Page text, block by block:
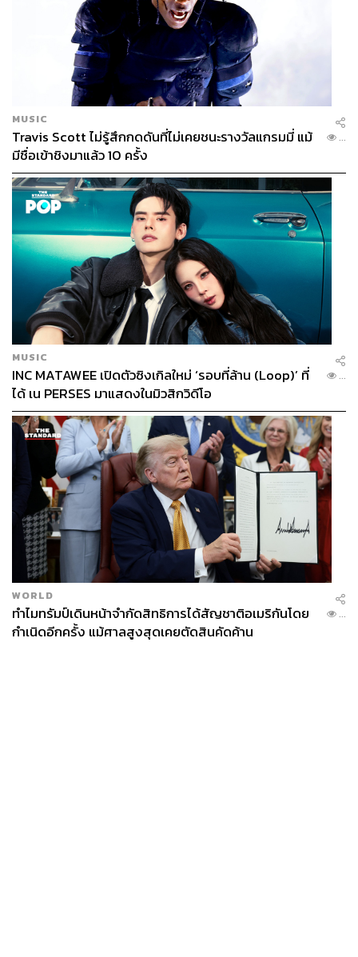
MUSIC
Travis Scott ไม่รู้สึกกดดันที่ไม่เคยชนะรางวัลแกรมมี่ แม้
มีชื่อเข้าชิงมาแล้ว 10 ครั้ง
...
MUSIC
INC MATAWEE เปิดตัวซิงเกิลใหม่ ‘รอบที่ล้าน (Loop)’ ที่
ได้ เน PERSES มาแสดงในมิวสิกวิดีโอ
...
WORLD
ทำไมทรัมป์เดินหน้าจำกัดสิทธิการได้สัญชาติอเมริกันโดย
กำเนิดอีกครั้ง แม้ศาลสูงสุดเคยตัดสินคัดค้าน
...